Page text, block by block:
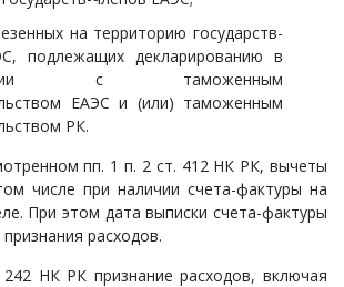
на территорию государств-
подлежащих декларированию в
с таможенным
ЕАЭС и (или) таможенным
РК.
пп. 1 п. 2 ст. 412 НК РК, вычеты
числе при наличии счета-фактуры на
При этом дата выписки счета-фактуры
расходов.
НК РК признание расходов, включая